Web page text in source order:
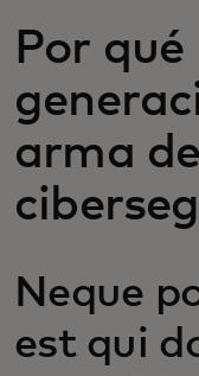
Para
Noticias y
Por
arma
Neque
est qui